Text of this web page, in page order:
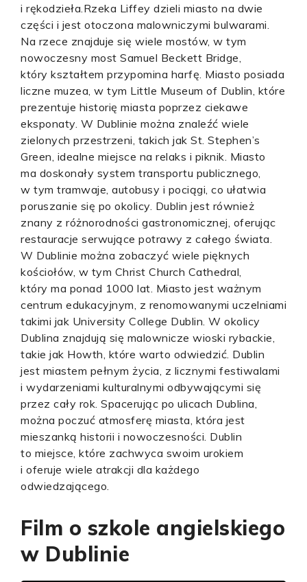
i rękodzieła.Rzeka Liffey dzieli miasto na dwie
części i jest otoczona malowniczymi bulwarami.
Na rzece znajduje się wiele mostów, w tym
nowoczesny most Samuel Beckett Bridge,
który kształtem przypomina harfę. Miasto posiada
liczne muzea, w tym Little Museum of Dublin, które
prezentuje historię miasta poprzez ciekawe
eksponaty. W Dublinie można znaleźć wiele
zielonych przestrzeni, takich jak St. Stephen’s
Green, idealne miejsce na relaks i piknik. Miasto
ma doskonały system transportu publicznego,
w tym tramwaje, autobusy i pociągi, co ułatwia
poruszanie się po okolicy. Dublin jest również
znany z różnorodności gastronomicznej, oferując
restauracje serwujące potrawy z całego świata.
W Dublinie można zobaczyć wiele pięknych
kościołów, w tym Christ Church Cathedral,
który ma ponad 1000 lat. Miasto jest ważnym
centrum edukacyjnym, z renomowanymi uczelniami
takimi jak University College Dublin. W okolicy
Dublina znajdują się malownicze wioski rybackie,
takie jak Howth, które warto odwiedzić. Dublin
jest miastem pełnym życia, z licznymi festiwalami
i wydarzeniami kulturalnymi odbywającymi się
przez cały rok. Spacerując po ulicach Dublina,
można poczuć atmosferę miasta, która jest
mieszanką historii i nowoczesności. Dublin
to miejsce, które zachwyca swoim urokiem
i oferuje wiele atrakcji dla każdego
odwiedzającego.
Film o szkole angielskiego
w Dublinie